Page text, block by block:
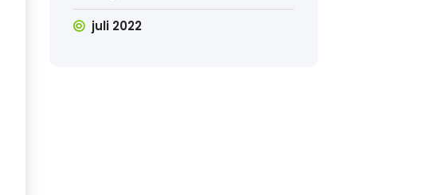
juli 2022